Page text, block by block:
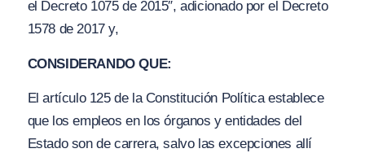
el Decreto 1075 de 2015″, adicionado por el Decreto
1578 de 2017 y,
CONSIDERANDO QUE:
El artículo 125 de la Constitución Política establece
que los empleos en los órganos y entidades del
Estado son de carrera, salvo las excepciones allí